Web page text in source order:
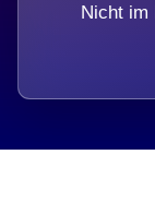
Nicht im